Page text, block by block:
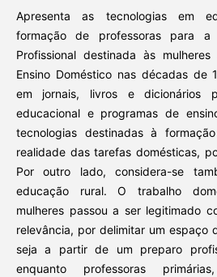
Apresenta as tecnologias em
formação de professoras para a
Profissional destinada às
Ensino Doméstico nas décadas de
em jornais, livros e dicionários
educacional e programas de
tecnologias destinadas à
realidade das tarefas domésticas,
Por outro lado, considera-se
educação rural. O trabalho
mulheres passou a ser legitimado
relevância, por delimitar um espaço
seja a partir de um preparo
enquanto professoras